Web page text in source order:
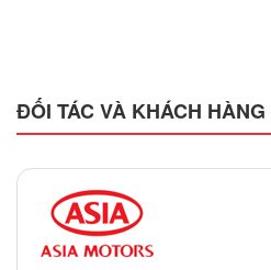
ĐỐI TÁC VÀ KHÁCH HÀNG